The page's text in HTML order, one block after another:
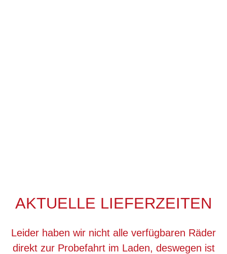
AKTUELLE LIEFERZEITEN
Leider haben wir nicht alle verfügbaren Räder
direkt zur Probefahrt im Laden, deswegen ist